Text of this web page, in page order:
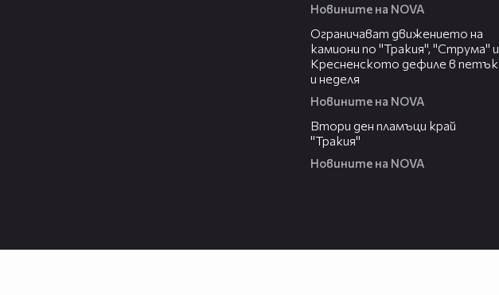
Новините на NOVA
Ограничават движението на
камиони по "Тракия", "Струма" и
Кресненското дефиле в петък
и неделя
Новините на NOVA
Втори ден пламъци край
"Тракия"
Новините на NOVA